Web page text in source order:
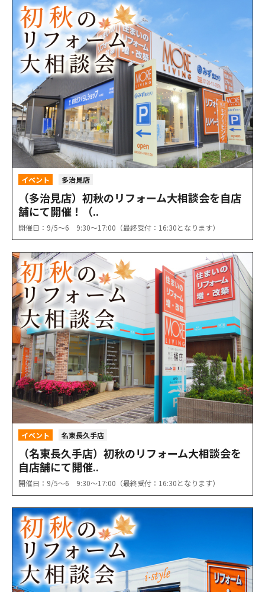
イベント 多治見店
（多治見店）初秋のリフォーム大相談会を自店
舗にて開催！（..
開催日：9/5〜6 9:30〜17:00（最終受付：16:30となります）
イベント 名東長久手店
（名東長久手店）初秋のリフォーム大相談会を
自店舗にて開催..
開催日：9/5〜6 9:30〜17:00（最終受付：16:30となります）